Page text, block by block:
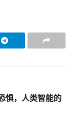
惧，人类智能的